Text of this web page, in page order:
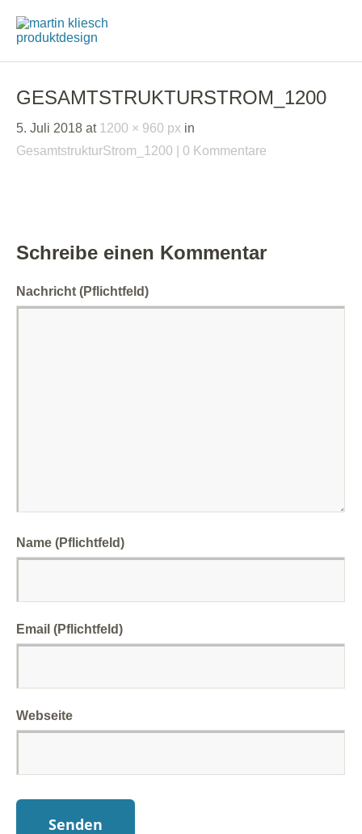
GESAMTSTRUKTURSTROM_1200
5. Juli 2018 at 1200 × 960 px in
GesamtstrukturStrom_1200
0 Kommentare
Schreibe einen Kommentar
Nachricht (Pflichtfeld)
Name (Pflichtfeld)
Email (Pflichtfeld)
Webseite